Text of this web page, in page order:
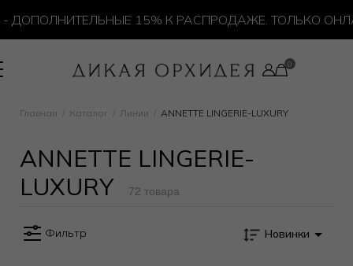
15% К РАСПРОДАЖЕ. ТОЛЬКО
Главная Каталог Линии ANNETTE LINGERIE-LUXURY
ANNETTE LINGERIE-
LUXURY
72 товара
Фильтр Новинки